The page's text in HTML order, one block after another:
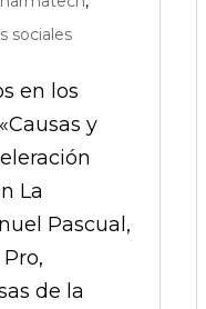
sociales
en los
y
La
Pascual,
de la